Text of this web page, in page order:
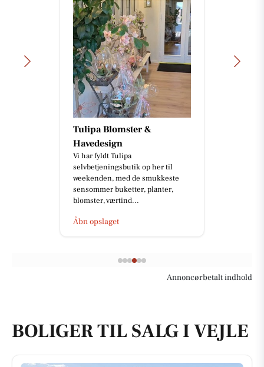
Tulipa Blomster &
Havedesign
Vi har fyldt Tulipa
selvbetjeningsbutik op her til
weekenden, med de smukkeste
sensommer buketter, planter,
blomster, værtind...
Åbn opslaget
Annoncørbetalt indhold
BOLIGER TIL SALG I VEJLE